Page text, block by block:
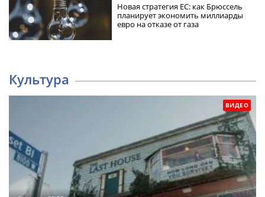
Новая стратегия ЕС: как Брюссель
планирует экономить миллиарды
евро на отказе от газа
Культура
ВИДЕО